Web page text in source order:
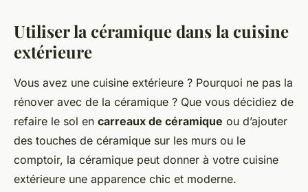
Utiliser la céramique dans la cuisine
extérieure
Vous avez une cuisine extérieure ? Pourquoi ne pas la
rénover avec de la céramique ? Que vous décidiez de
refaire le sol en carreaux de céramique ou d’ajouter
des touches de céramique sur les murs ou le
comptoir, la céramique peut donner à votre cuisine
extérieure une apparence chic et moderne.